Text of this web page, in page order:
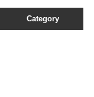
Category